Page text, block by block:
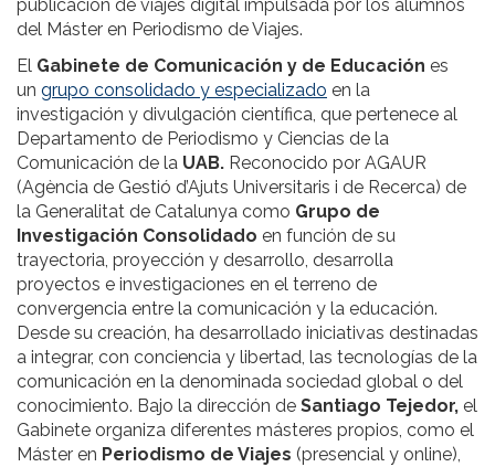
publicación de viajes digital impulsada por los alumnos
del Máster en Periodismo de Viajes.
El Gabinete de Comunicación y de Educación es
un grupo consolidado y especializado en la
investigación y divulgación científica, que pertenece al
Departamento de Periodismo y Ciencias de la
Comunicación de la UAB. Reconocido por AGAUR
(Agència de Gestió d’Ajuts Universitaris i de Recerca) de
la Generalitat de Catalunya como Grupo de
Investigación Consolidado en función de su
trayectoria, proyección y desarrollo, desarrolla
proyectos e investigaciones en el terreno de
convergencia entre la comunicación y la educación.
Desde su creación, ha desarrollado iniciativas destinadas
a integrar, con conciencia y libertad, las tecnologías de la
comunicación en la denominada sociedad global o del
conocimiento. Bajo la dirección de Santiago Tejedor, el
Gabinete organiza diferentes másteres propios, como el
Máster en Periodismo de Viajes (presencial y online),